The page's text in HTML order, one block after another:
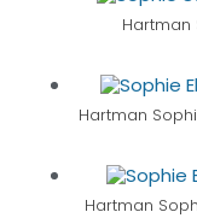
Hartman
Hartman
Hartman